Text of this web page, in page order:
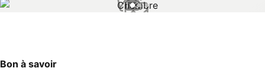
1 / 3
Bon à savoir